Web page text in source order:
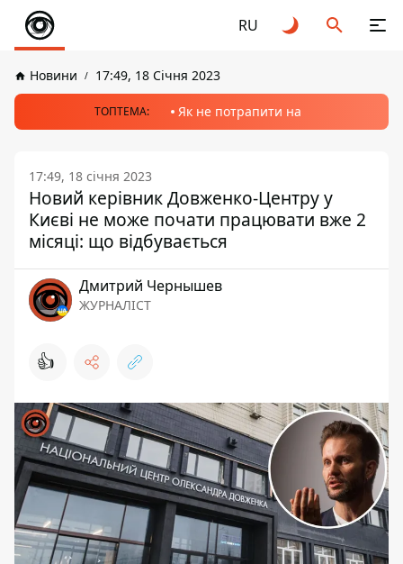
RU
Новини 17:49, 18 Січня 2023
ТОПТЕМА: Як не потрапити на
17:49, 18 січня 2023
Новий керівник Довженко-Центру у
Києві не може почати працювати вже 2
місяці: що відбувається
Дмитрий Чернышев
ЖУРНАЛІСТ
👍